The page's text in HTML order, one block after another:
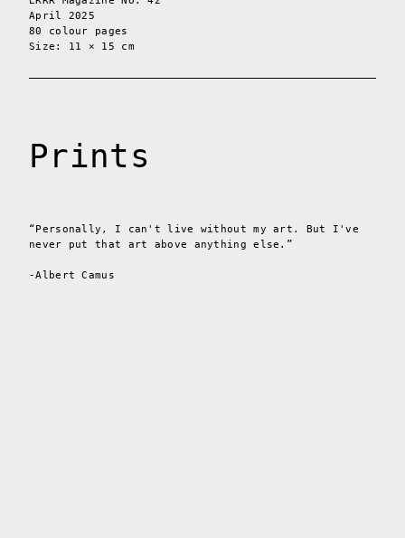
April 2025
80 colour pages
Size: 11 × 15 cm
Prints
“Personally, I can't live without my art. But I've
never put that art above anything else.”
-Albert Camus